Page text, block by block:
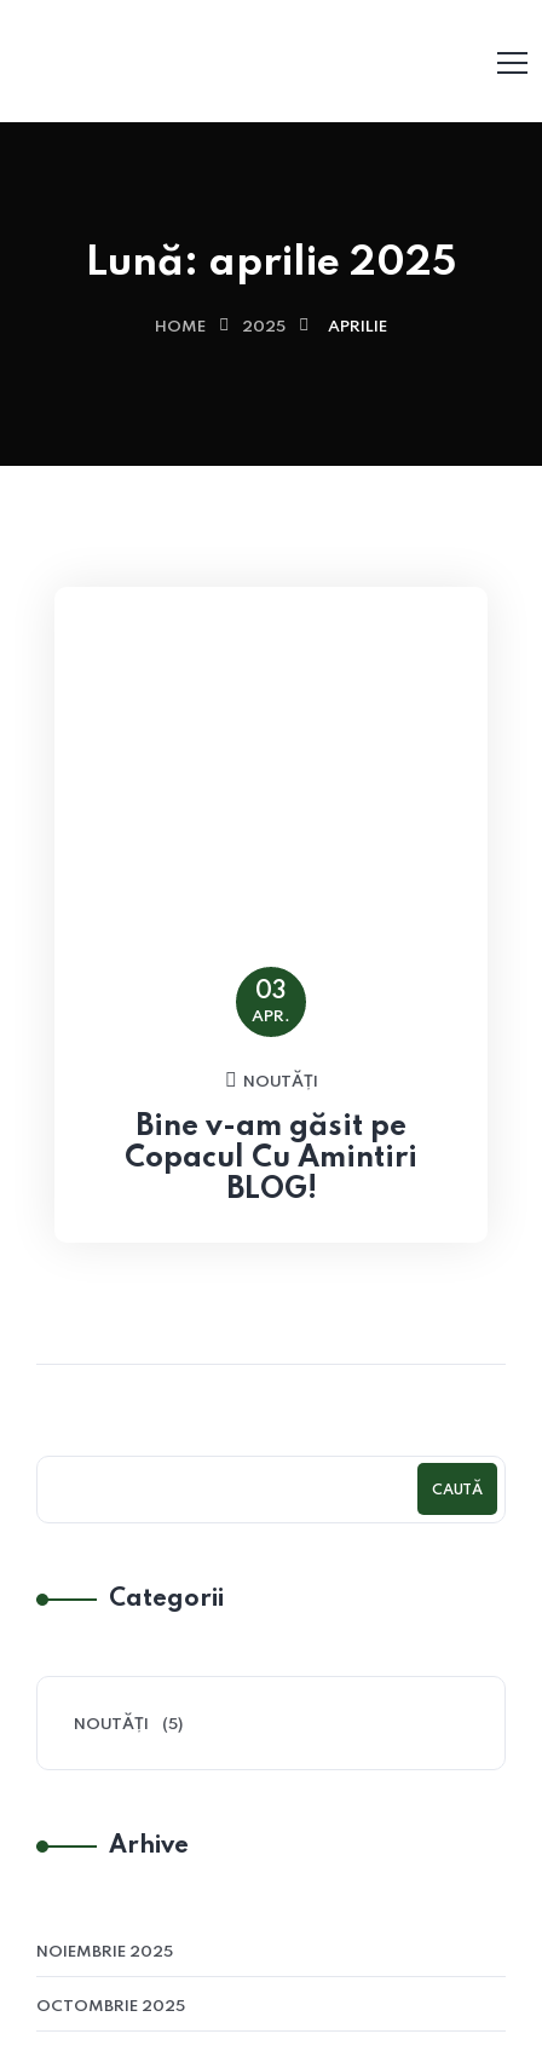
Lună: aprilie 2025
HOME 2025 APRILIE
03
APR.
NOUTĂȚI
Bine v-am găsit pe
Copacul Cu Amintiri
BLOG!
CAUTĂ
Categorii
NOUTĂȚI (5)
Arhive
NOIEMBRIE 2025
OCTOMBRIE 2025